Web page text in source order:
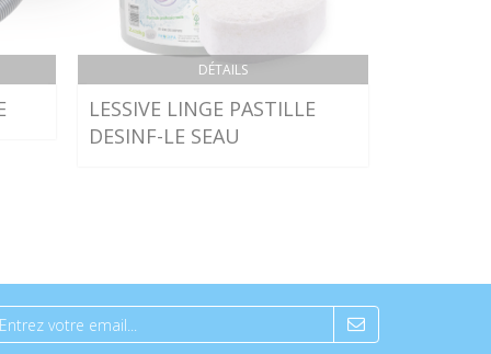
DÉTAILS
LESSIVE LINGE PASTILLE
DESINF-LE SEAU